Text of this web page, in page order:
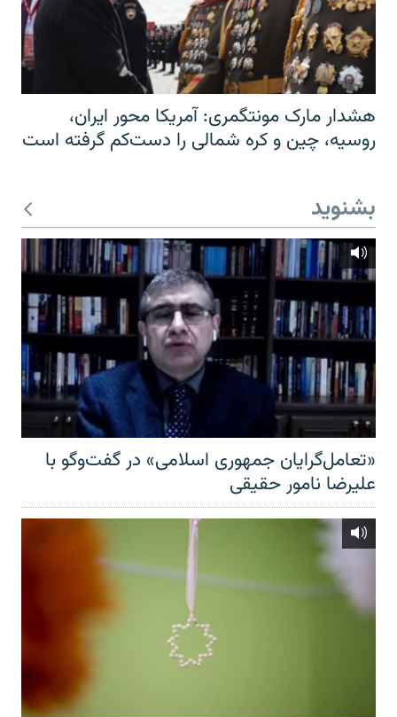
هشدار مارک مونتگمری: آمریکا محور ایران،
روسیه، چین و کره شمالی را دست‌کم گرفته است
بشنوید
«تعامل‌گرایان جمهوری اسلامی» در گفت‌وگو با
علیرضا نامور حقیقی